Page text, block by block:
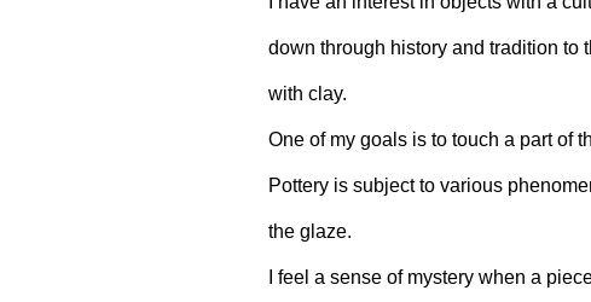
down through history and tradition to
with clay.
One of my goals is to touch a part of
Pottery is subject to various
the glaze.
I feel a sense of mystery when a